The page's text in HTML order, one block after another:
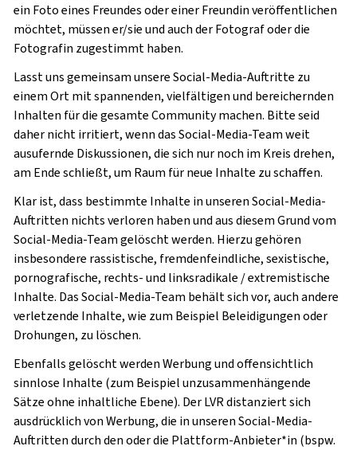
ein Foto eines Freundes oder einer Freundin veröffentlichen
möchtet, müssen er/sie und auch der Fotograf oder die
Fotografin zugestimmt haben.
Lasst uns gemeinsam unsere Social-Media-Auftritte zu
einem Ort mit spannenden, vielfältigen und bereichernden
Inhalten für die gesamte Community machen. Bitte seid
daher nicht irritiert, wenn das Social-Media-Team weit
ausufernde Diskussionen, die sich nur noch im Kreis drehen,
am Ende schließt, um Raum für neue Inhalte zu schaffen.
Klar ist, dass bestimmte Inhalte in unseren Social-Media-
Auftritten nichts verloren haben und aus diesem Grund vom
Social-Media-Team gelöscht werden. Hierzu gehören
insbesondere rassistische, fremdenfeindliche, sexistische,
pornografische, rechts- und linksradikale / extremistische
Inhalte. Das Social-Media-Team behält sich vor, auch andere
verletzende Inhalte, wie zum Beispiel Beleidigungen oder
Drohungen, zu löschen.
Ebenfalls gelöscht werden Werbung und offensichtlich
sinnlose Inhalte (zum Beispiel unzusammenhängende
Sätze ohne inhaltliche Ebene). Der LVR distanziert sich
ausdrücklich von Werbung, die in unseren Social-Media-
Auftritten durch den oder die Plattform-Anbieter*in (bspw.